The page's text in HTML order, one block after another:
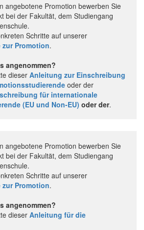
angebotene Promotion bewerben Sie
bei der Fakultät, dem Studiengang
Schritte auf unserer
Promotion.
angenommen?
dieser Anleitung zur Einschreibung
oder der
für internationale
(EU und Non-EU) oder der.
angebotene Promotion bewerben Sie
bei der Fakultät, dem Studiengang
Schritte auf unserer
Promotion.
angenommen?
dieser Anleitung für die